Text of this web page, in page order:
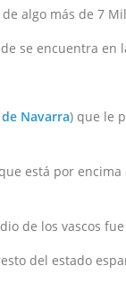
algo más de 7
se encuentra en
Navarra) que le
está por
de los vascos
del estado